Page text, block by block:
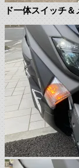
ド一体スイッチ